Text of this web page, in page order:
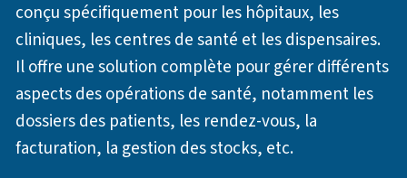
conçu spécifiquement pour les hôpitaux, les
cliniques, les centres de santé et les dispensaires.
Il offre une solution complète pour gérer différents
aspects des opérations de santé, notamment les
dossiers des patients, les rendez-vous, la
facturation, la gestion des stocks, etc.